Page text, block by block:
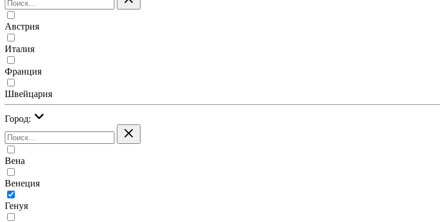
Австрия
Италия
Франция
Швейцария
Город:
Вена
Венеция
Генуя